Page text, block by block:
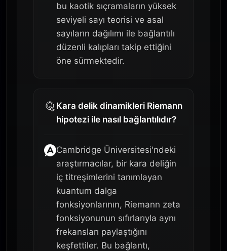
bu kaotik sıçramaların yüksek
seviyeli sayı teorisi ve asal
sayıların dağılımı ile bağlantılı
düzenli kalıpları takip ettiğini
öne sürmektedir.
Kara delik dinamikleri Riemann
hipotezi ile nasıl bağlantılıdır?
Cambridge Üniversitesi'ndeki
araştırmacılar, bir kara deliğin
iç titreşimlerini tanımlayan
kuantum dalga
fonksiyonlarının, Riemann zeta
fonksiyonunun sıfırlarıyla aynı
frekansları paylaştığını
keşfettiler. Bu bağlantı,